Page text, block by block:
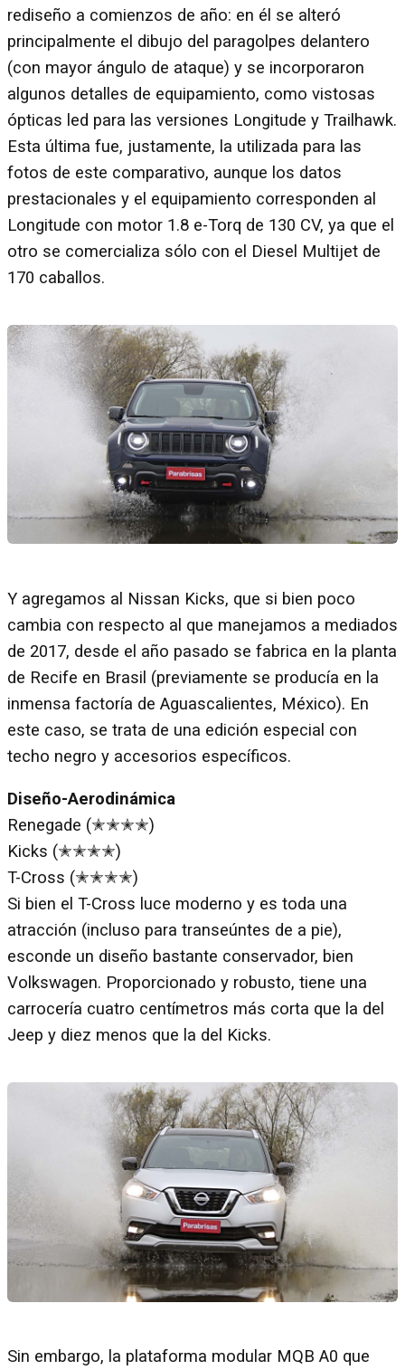
rediseño a comienzos de año: en él se alteró
principalmente el dibujo del paragolpes delantero
(con mayor ángulo de ataque) y se incorporaron
algunos detalles de equipamiento, como vistosas
ópticas led para las versiones Longitude y Trailhawk.
Esta última fue, justamente, la utilizada para las
fotos de este comparativo, aunque los datos
prestacionales y el equipamiento corresponden al
Longitude con motor 1.8 e-Torq de 130 CV, ya que el
otro se comercializa sólo con el Diesel Multijet de
170 caballos.
Y agregamos al Nissan Kicks, que si bien poco
cambia con respecto al que manejamos a mediados
de 2017, desde el año pasado se fabrica en la planta
de Recife en Brasil (previamente se producía en la
inmensa factoría de Aguascalientes, México). En
este caso, se trata de una edición especial con
techo negro y accesorios específicos.
Diseño-Aerodinámica
Renegade (✭✭✭✭)
Kicks (✭✭✭✭)
T-Cross (✭✭✭✭)
Si bien el T-Cross luce moderno y es toda una
atracción (incluso para transeúntes de a pie),
esconde un diseño bastante conservador, bien
Volkswagen. Proporcionado y robusto, tiene una
carrocería cuatro centímetros más corta que la del
Jeep y diez menos que la del Kicks.
Sin embargo, la plataforma modular MQB A0 que